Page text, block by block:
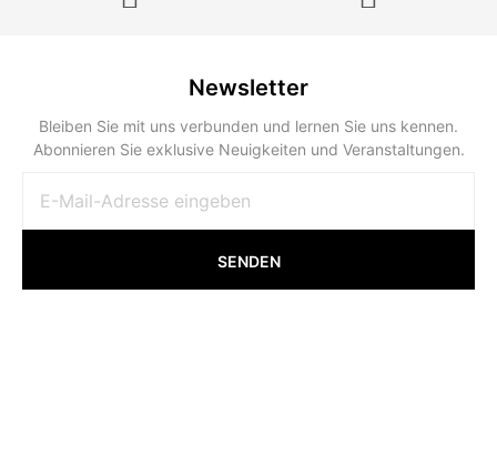
Newsletter
Bleiben Sie mit uns verbunden und lernen Sie uns kennen.
Abonnieren Sie exklusive Neuigkeiten und Veranstaltungen.